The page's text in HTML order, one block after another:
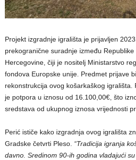
Projekt izgradnje igrališta je prijavljen
prekogranične suradnje između
Hercegovine, čiji je nositelj Ministarstvo
fondova Europske unije. Predmet prijave
rekonstrukcija ovog košarkaškog igrališta.
je potpora u iznosu od 16.100,00€, što
sredstava od ukupnog iznosa vrijednosti
Perić ističe kako izgradnja ovog igrališta
Gradske četvrti Pleso. “Tradicija igranja
davno. Sredinom 90-ih godina vladajući